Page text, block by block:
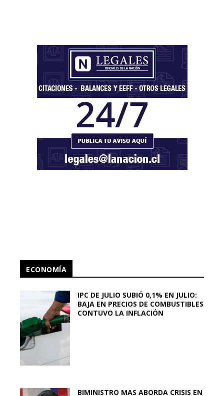
ECONOMÍA
IPC DE JULIO SUBIÓ 0,1% EN JULIO:
BAJA EN PRECIOS DE COMBUSTIBLES
CONTUVO LA INFLACIÓN
BIMINISTRO MAS ABORDA CRISIS EN